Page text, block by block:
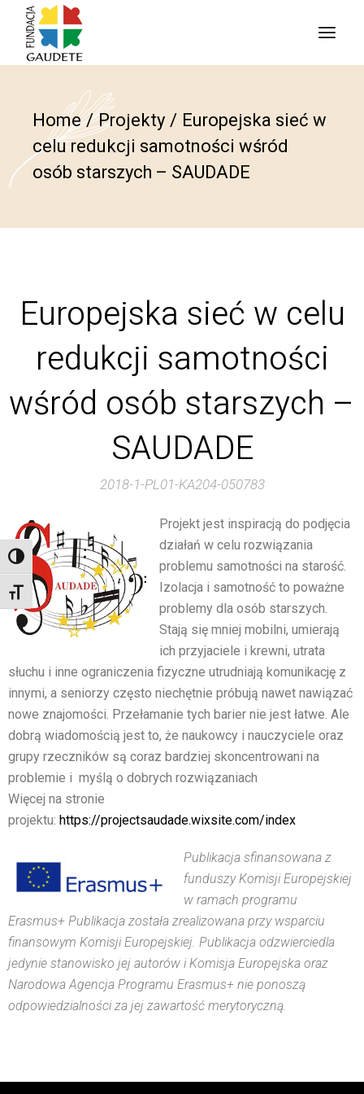
Toggle High Contrast
Toggle Font size
Home Projekty
Europejska sieć w
celu redukcji samotności wśród
osób starszych – SAUDADE
Europejska sieć w celu
redukcji samotności
wśród osób starszych –
SAUDADE
2018-1-PL01-KA204-050783
Projekt jest inspiracją do podjęcia
działań w celu rozwiązania
problemu samotności na starość.
Izolacja i samotność to poważne
problemy dla osób starszych.
Stają się mniej mobilni, umierają
ich przyjaciele i krewni, utrata
słuchu i inne ograniczenia fizyczne utrudniają komunikację z
innymi, a seniorzy często niechętnie próbują nawet nawiązać
nowe znajomości. Przełamanie tych barier nie jest łatwe. Ale
dobrą wiadomością jest to, że naukowcy i nauczyciele oraz
grupy rzeczników są coraz bardziej skoncentrowani na
problemie i myślą o dobrych rozwiązaniach
Więcej na stronie
projektu: https://projectsaudade.wixsite.com/index
Publikacja sfinansowana z
funduszy Komisji Europejskiej
w ramach programu
Erasmus+ Publikacja została zrealizowana przy wsparciu
finansowym Komisji Europejskiej. Publikacja odzwierciedla
jedynie stanowisko jej autorów i Komisja Europejska oraz
Narodowa Agencja Programu Erasmus+ nie ponoszą
odpowiedzialności za jej zawartość merytoryczną.